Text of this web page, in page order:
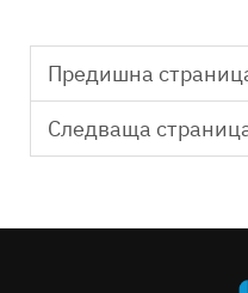
Предишна
Следваща